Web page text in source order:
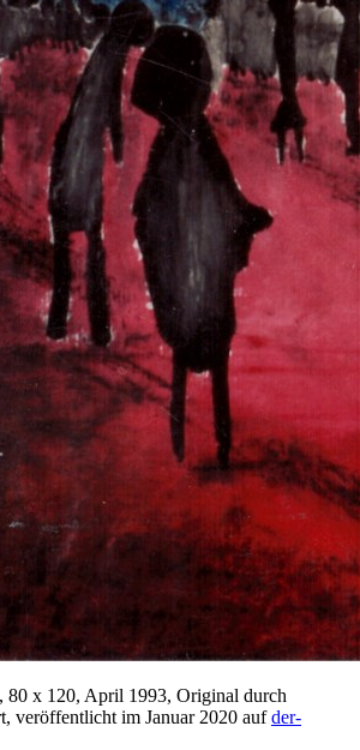
80 x 120, April 1993, Original durch
veröffentlicht im Januar 2020 aufder-